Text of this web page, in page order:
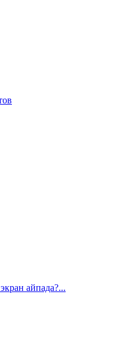
айпада?...